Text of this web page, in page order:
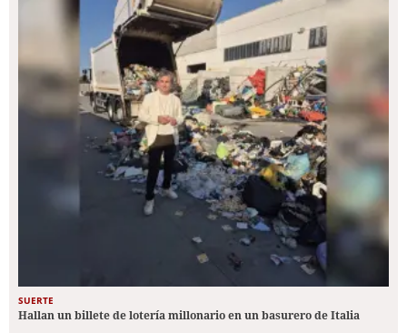
SUERTE
Hallan un billete de lotería millonario en un basurero de Italia